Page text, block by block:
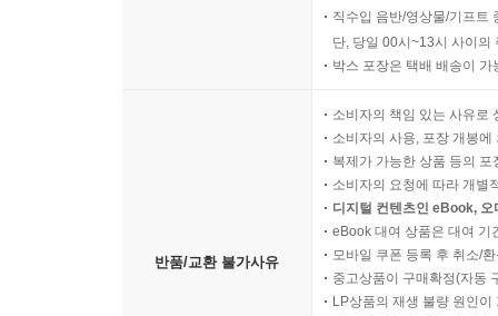
직수입 음반/영상물/기프트
단, 당일 00시~13시 사이의
박스 포장은 택배 배송이
반품/교환 불가사유
소비자의 책임 있는 사유로
소비자의 사용, 포장 개봉
복제가 가능한 상품 등의
소비자의 요청에 따라 개별
디지털 컨텐츠인 eBook,
eBook 대여 상품은 대여 기
모바일 쿠폰 등록 후 취소/
중고상품이 구매확정(자동
LP상품의 재생 불량 원인